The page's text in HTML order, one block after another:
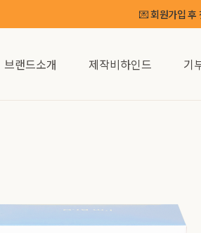
💌 회원가입 후
브랜드소개 제작비하인드 기